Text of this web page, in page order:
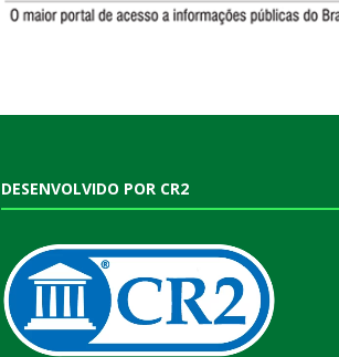
DESENVOLVIDO POR CR2